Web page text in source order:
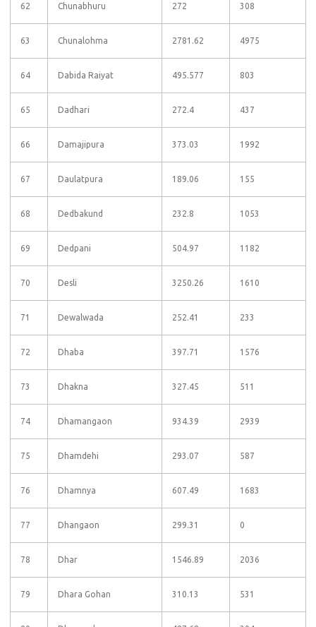
62 Chunabhuru 272 308
63 Chunalohma 2781.62 4975
64 Dabida Raiyat 495.577 803
65 Dadhari 272.4 437
66 Damajipura 373.03 1992
67 Daulatpura 189.06 155
68 Dedbakund 232.8 1053
69 Dedpani 504.97 1182
70 Desli 3250.26 1610
71 Dewalwada 252.41 233
72 Dhaba 397.71 1576
73 Dhakna 327.45 511
74 Dhamangaon 934.39 2939
75 Dhamdehi 293.07 587
76 Dhamnya 607.49 1683
77 Dhangaon 299.31 0
78 Dhar 1546.89 2036
79 Dhara Gohan 310.13 531